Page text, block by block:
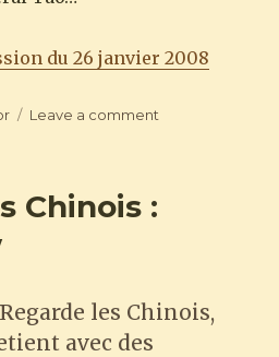
du 26 janvier 2008
Leave a comment
Chinois :
les Chinois,
avec des